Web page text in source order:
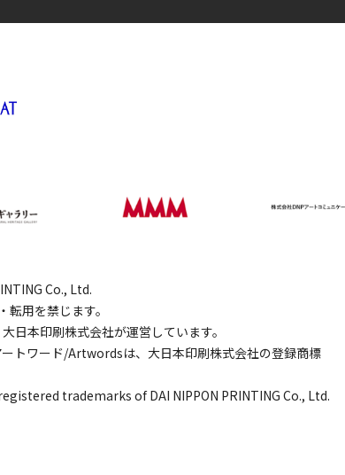
Co., Ltd.
用を禁じます。
日本印刷株式会社が運営しています。
トワード/Artwordsは、大日本印刷株式会社の登録商標
trademarks of DAI NIPPON PRINTING Co., Ltd.